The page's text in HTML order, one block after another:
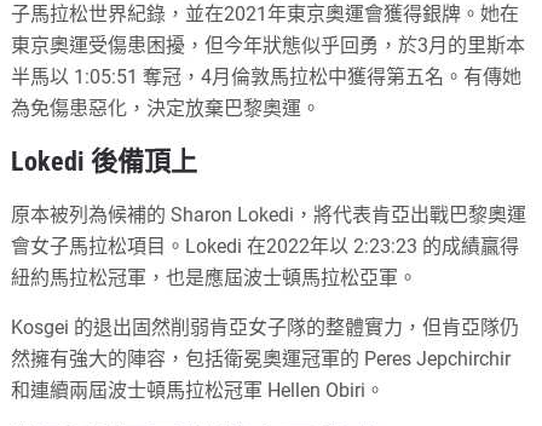
子馬拉松世界紀錄，並在2021年東京奧運會獲得銀牌。她在
東京奧運受傷患困擾，但今年狀態似乎回勇，於3月的里斯本
半馬以 1:05:51 奪冠，4月倫敦馬拉松中獲得第五名。有傳她
為免傷患惡化，決定放棄巴黎奧運。
Lokedi 後備頂上
原本被列為候補的 Sharon Lokedi，將代表肯亞出戰巴黎奧運
會女子馬拉松項目。Lokedi 在2022年以 2:23:23 的成績贏得
紐約馬拉松冠軍，也是應屆波士頓馬拉松亞軍。
Kosgei 的退出固然削弱肯亞女子隊的整體實力，但肯亞隊仍
然擁有強大的陣容，包括衛冕奧運冠軍的 Peres Jepchirchir
和連續兩屆波士頓馬拉松冠軍 Hellen Obiri。